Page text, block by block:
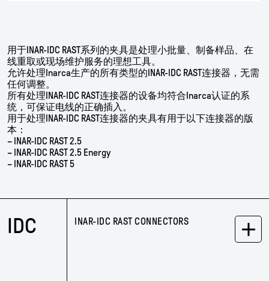
用于 INAR-IDC RAST系列的夹具是处理小批量、制备样品、在
线重取或现场维护服务的理想工具。
允许处理 Inarca生产的所有类型的 INAR-IDC RAST连接器，无需
任何调整。
所有处理 INAR-IDC RAST连接器的设备均符合 Inarca认证的系
统，可保证电线的正确插入。
用于处理 INAR-IDC RAST连接器的夹具有用于以下连接器的版
本：
– INAR-IDC RAST 2.5
– INAR-IDC RAST 2.5 Energy
– INAR-IDC RAST 5
IDC INAR-IDC RAST CONNECTORS